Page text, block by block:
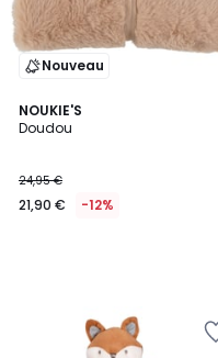
Nouveau
NOUKIE'S
Doudou
24,95 €
21,90 € -12%